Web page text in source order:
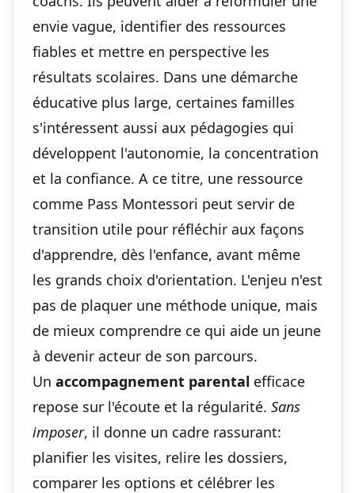
envie vague, identifier des ressources
fiables et mettre en perspective les
résultats scolaires. Dans une démarche
éducative plus large, certaines familles
s'intéressent aussi aux pédagogies qui
développent l'autonomie, la concentration
et la confiance. A ce titre, une ressource
comme Pass Montessori peut servir de
transition utile pour réfléchir aux façons
d'apprendre, dès l'enfance, avant même
les grands choix d'orientation. L'enjeu n'est
pas de plaquer une méthode unique, mais
de mieux comprendre ce qui aide un jeune
à devenir acteur de son parcours.
Un accompagnement parental efficace
repose sur l'écoute et la régularité. Sans
imposer, il donne un cadre rassurant:
planifier les visites, relire les dossiers,
comparer les options et célébrer les